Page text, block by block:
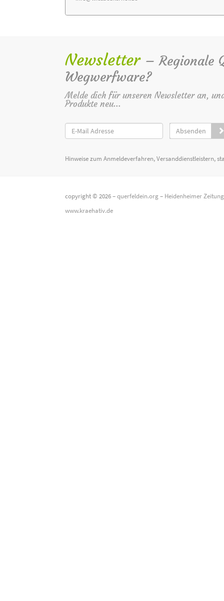
Newsletter – Regionale
Wegwerfware?
Melde dich für unseren Newsletter an,
Produkte neu...
Absenden
Hinweise zum Anmeldeverfahren, Versanddienstleistern,
copyright © 2026 –querfeldein.org– Heidenheimer
www.kraehativ.de